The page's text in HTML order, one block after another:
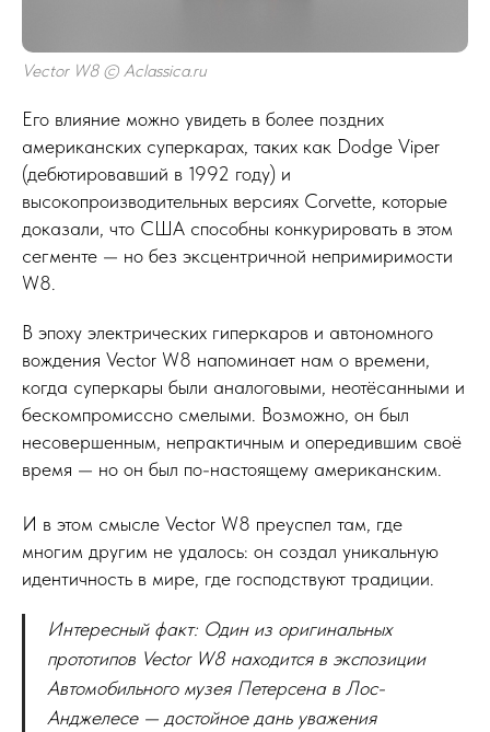
Vector W8 © Aclassica.ru
Его влияние можно увидеть в более поздних
американских суперкарах, таких как Dodge Viper
(дебютировавший в 1992 году) и
высокопроизводительных версиях Corvette, которые
доказали, что США способны конкурировать в этом
сегменте — но без эксцентричной непримиримости
W8.
В эпоху электрических гиперкаров и автономного
вождения Vector W8 напоминает нам о времени,
когда суперкары были аналоговыми, неотёсанными и
бескомпромиссно смелыми. Возможно, он был
несовершенным, непрактичным и опередившим своё
время — но он был по-настоящему американским.
И в этом смысле Vector W8 преуспел там, где
многим другим не удалось: он создал уникальную
идентичность в мире, где господствуют традиции.
Интересный факт: Один из оригинальных
прототипов Vector W8 находится в экспозиции
Автомобильного музея Петерсена в Лос-
Анджелесе — достойное дань уважения